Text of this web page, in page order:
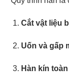
Cắt vật liệu
Uốn và gấp
Hàn kín